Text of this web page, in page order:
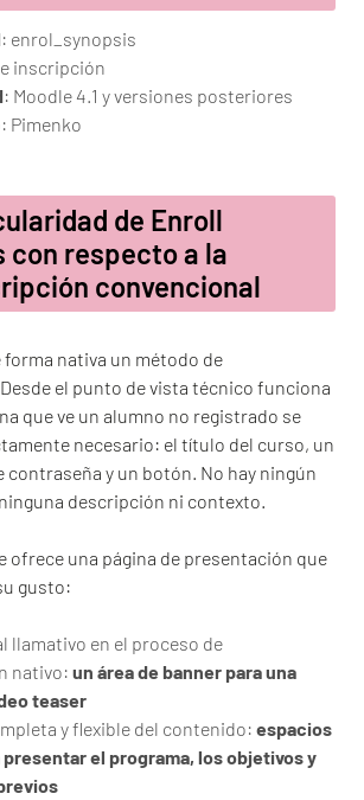
: enrol_synopsis
inscripción
: Moodle 4.1 y versiones posteriores
Pimenko
de Enroll
con respecto a la
convencional
forma nativa un método de
el punto de vista técnico funciona
que ve un alumno no registrado se
necesario: el título del curso, un
contraseña y un botón. No hay ningún
descripción ni contexto.
ofrece una página de presentación que
gusto:
llamativo en el proceso de
nativo: un área de banner para una
teaser
y flexible del contenido: espacios
el programa, los objetivos y